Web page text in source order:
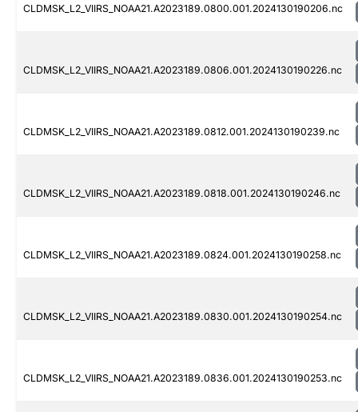
CLDMSK_L2_VIIRS_NOAA21.A2023189.0800.001.2024130190206.nc
CLDMSK_L2_VIIRS_NOAA21.A2023189.0806.001.2024130190226.nc
CLDMSK_L2_VIIRS_NOAA21.A2023189.0812.001.2024130190239.nc
CLDMSK_L2_VIIRS_NOAA21.A2023189.0818.001.2024130190246.nc
CLDMSK_L2_VIIRS_NOAA21.A2023189.0824.001.2024130190258.nc
CLDMSK_L2_VIIRS_NOAA21.A2023189.0830.001.2024130190254.nc
CLDMSK_L2_VIIRS_NOAA21.A2023189.0836.001.2024130190253.nc